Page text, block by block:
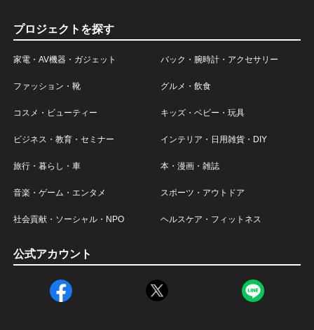
プロジェクトを探す
家電・AV機器・ガジェット バック・腕時計・アクセサリー
ファッション・靴 グルメ・飲食
コスメ・ビューティー キッズ・ベビー・玩具
ビジネス・教育・セミナー インテリア・日用雑貨・DIY
旅行・暮らし・車 本・漫画・雑誌
音楽・ゲーム・エンタメ スポーツ・アウトドア
社会貢献・ソーシャル・NPO ヘルスケア・フィットネス
公式アカウント